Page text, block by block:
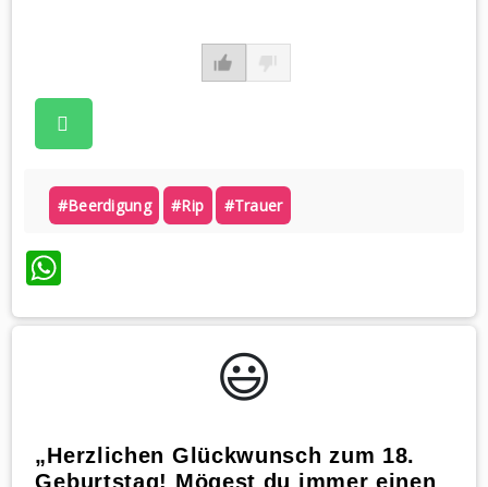
#beerdigung #rip #trauer
WhatsApp
😃️
„Herzlichen Glückwunsch zum 18.
Geburtstag! Mögest du immer einen